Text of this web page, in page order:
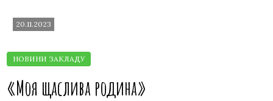
20.11.2023
«Моя щаслива родина»